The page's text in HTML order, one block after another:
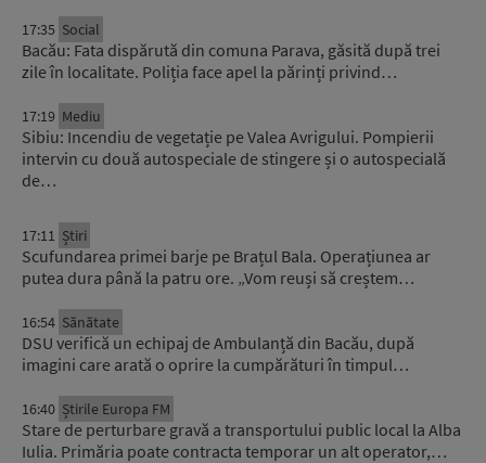
17:35 Social
Bacău: Fata dispărută din comuna Parava, găsită după trei
zile în localitate. Poliția face apel la părinți privind…
17:19 Mediu
Sibiu: Incendiu de vegetație pe Valea Avrigului. Pompierii
intervin cu două autospeciale de stingere și o autospecială
de…
17:11 Știri
Scufundarea primei barje pe Brațul Bala. Operațiunea ar
putea dura până la patru ore. „Vom reuși să creștem…
16:54 Sănătate
DSU verifică un echipaj de Ambulanță din Bacău, după
imagini care arată o oprire la cumpărături în timpul…
16:40 Știrile Europa FM
Stare de perturbare gravă a transportului public local la Alba
Iulia. Primăria poate contracta temporar un alt operator,…